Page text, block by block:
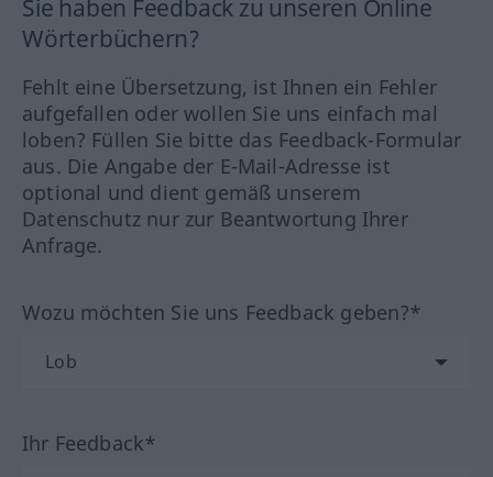
Sie haben Feedback zu unseren Online
Wörterbüchern?
Fehlt eine Übersetzung, ist Ihnen ein Fehler
aufgefallen oder wollen Sie uns einfach mal
loben? Füllen Sie bitte das Feedback-Formular
aus. Die Angabe der E-Mail-Adresse ist
optional und dient gemäß unserem
Datenschutz nur zur Beantwortung Ihrer
Anfrage.
Wozu möchten Sie uns Feedback geben?*
Ihr Feedback*